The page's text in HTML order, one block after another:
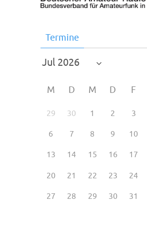
Termine
M D M D F
29 30 1 2 3
6 7 8 9 10
13 14 15 16 17
20 21 22 23 24
27 28 29 30 31